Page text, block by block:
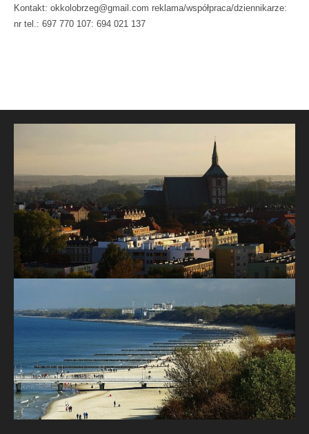
Kontakt: okkolobrzeg@gmail.com reklama/współpraca/dziennikarze:
nr tel.: 697 770 107: 694 021 137